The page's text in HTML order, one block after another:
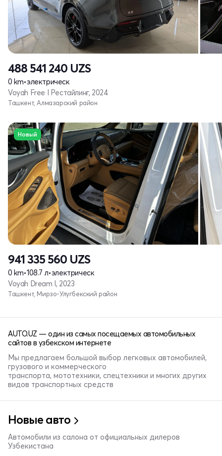
488 541 240 UZS
0 km•электрическ
Voyah Free I Рестайлинг, 2024
Ташкент, Алмазарский район
Новый
941 335 560 UZS
0 km•108.7 л•электрическ
Voyah Dream I, 2023
Ташкент, Мирзо-Улугбекский район
AUTO.UZ — один из самых посещаемых автомобильных
сайтов в узбекском интернете
Мы предлагаем большой выбор легковых автомобилей,
грузового и коммерческого
транспорта, мототехники, спецтехники и многих других
видов транспортных средств
Новые авто
Автомобили из салона от официальных дилеров
Узбекистана